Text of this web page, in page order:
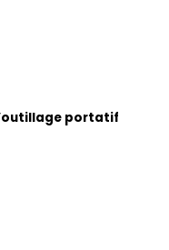
portatif